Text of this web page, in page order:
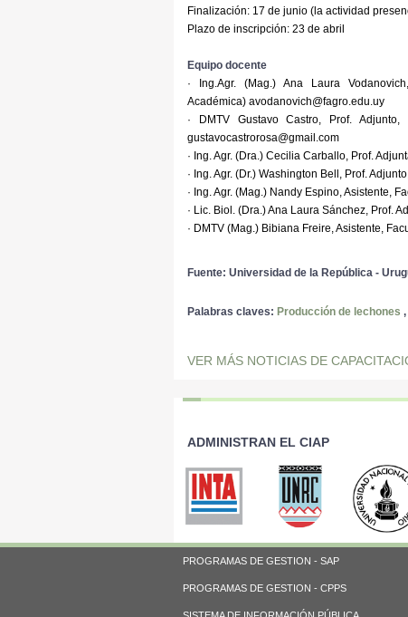
Finalización: 17 de junio (la actividad
Plazo de inscripción: 23 de abril
Equipo docente
· Ing.Agr. (Mag.) Ana Laura
Académica) avodanovich@fagro.edu.uy
· DMTV Gustavo Castro, Prof. Adjunto,
gustavocastrorosa@gmail.com
· Ing. Agr. (Dra.) Cecilia Carballo, Prof.
· Ing. Agr. (Dr.) Washington Bell, Prof.
· Ing. Agr. (Mag.) Nandy Espino, Asistente,
· Lic. Biol. (Dra.) Ana Laura Sánchez, Prof.
· DMTV (Mag.) Bibiana Freire, Asistente,
Fuente: Universidad de la República -
Palabras claves: Producción de lechones ,
VER MÁS NOTICIAS DE
ADMINISTRAN EL CIAP
PROGRAMAS DE GESTION - SAP
PROGRAMAS DE GESTION - CPPS